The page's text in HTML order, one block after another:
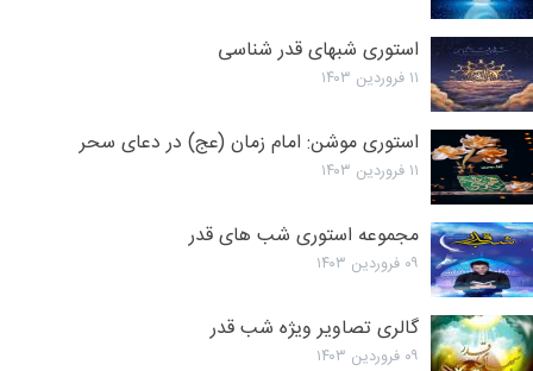
استوری شبهای قدر شناسی
۱۱ فروردین ۱۴۰۳
استوری موشن: امام زمان (عج) در دعای سحر
۱۱ فروردین ۱۴۰۳
مجموعه استوری شب های قدر
۰۹ فروردین ۱۴۰۳
گالری تصاویر ویژه شب قدر
۰۹ فروردین ۱۴۰۳